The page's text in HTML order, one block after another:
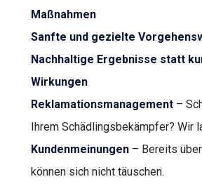
Maßnahmen
Sanfte und gezielte
Nachhaltige Ergebnisse statt
Wirkungen
Reklamationsmanagement –
Ihrem Schädlingsbekämpfer? Wir
Kundenmeinungen – Bereits
können sich nicht täuschen.